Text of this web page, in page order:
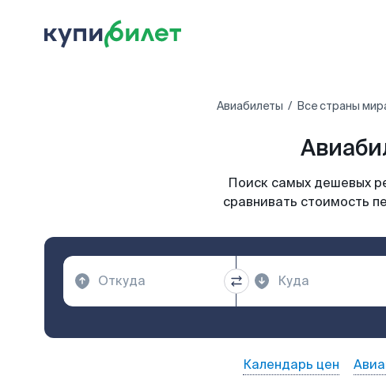
Авиабилеты Все страны
Поиск самых дешевых
сравнивать стоимость
Календарь цен